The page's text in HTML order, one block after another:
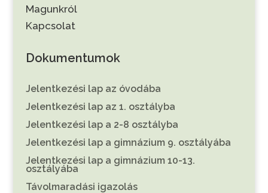
Magunkról
Kapcsolat
Dokumentumok
Jelentkezési lap az óvodába
Jelentkezési lap az 1. osztályba
Jelentkezési lap a 2-8 osztályba
Jelentkezési lap a gimnázium 9. osztályába
Jelentkezési lap a gimnázium 10-13.
osztályába
Távolmaradási igazolás